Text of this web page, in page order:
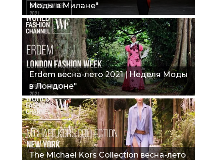
Моды в Милане"
Erdem весна-лето 2021 | Неделя Моды
в Лондоне"
The Michael Kors Collection весна-лето